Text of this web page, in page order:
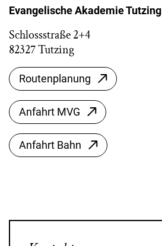
Evangelische Akademie Tutzing
Schlossstraße 2+4
82327 Tutzing
Routenplanung
Anfahrt MVG
Anfahrt Bahn